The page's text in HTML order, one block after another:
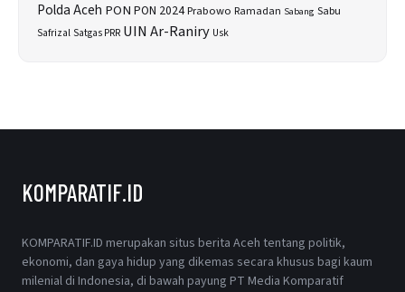
Polda Aceh PON PON 2024Prabowo Ramadan Sabang Sabu
SafrizalSatgas PRR UIN Ar-Raniry Usk
KOMPARATIF.ID
KOMPARATIF.ID merupakan situs berita Aceh tentang politik,
ekonomi, dan gaya hidup yang dikemas secara khusus bagi kaum
milenial di Indonesia, di bawah payung PT Media Komparatif